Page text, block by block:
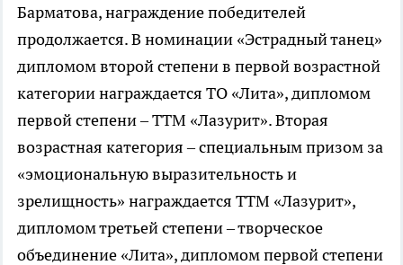
Барматова, награждение победителей
продолжается. В номинации «Эстрадный танец»
дипломом второй степени в первой возрастной
категории награждается ТО «Лита», дипломом
первой степени – ТТМ «Лазурит». Вторая
возрастная категория – специальным призом за
«эмоциональную выразительность и
зрелищность» награждается ТТМ «Лазурит»,
дипломом третьей степени – творческое
объединение «Лита», дипломом первой степени